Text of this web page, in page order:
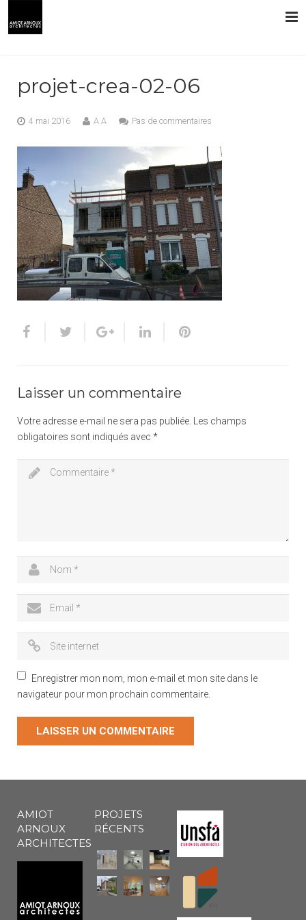
PRESTATIONS
CONTACT
projet-crea-02-06
4 mai 2016 A A Pas de commentaires
Laisser un commentaire
Votre adresse e-mail ne sera pas publiée.
Les champs
obligatoires sont indiqués avec *
Enregistrer mon nom, mon e-mail et mon site dans le
navigateur pour mon prochain commentaire.
AMIOT
ARNOUX
ARCHITECTES
PROJETS
RÉCENTS